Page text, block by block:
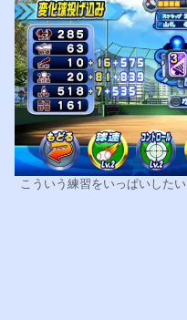
こういう練習をいっぱいしたい